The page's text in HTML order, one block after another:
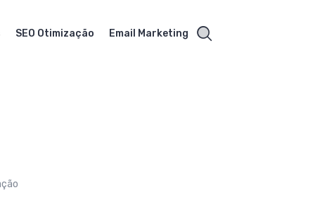
SEO Otimização Email Marketing